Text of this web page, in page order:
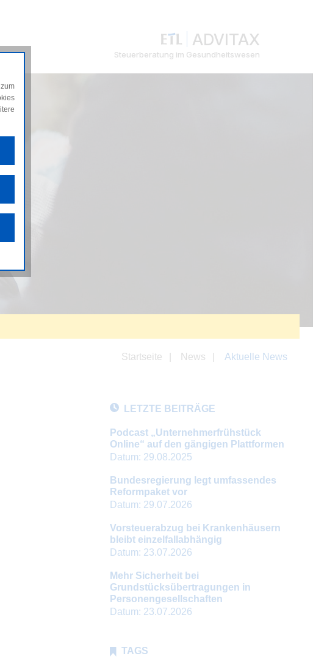
ADVITAX
Steuerberatung im Gesundheitswesen
Startseite News Aktuelle News
LETZTE BEITRÄGE
Podcast „Unternehmerfrühstück
Online“ auf den gängigen Plattformen
Datum: 29.08.2025
Bundesregierung legt umfassendes
Reformpaket vor
Datum: 29.07.2026
Vorsteuerabzug bei Krankenhäusern
bleibt einzelfallabhängig
Datum: 23.07.2026
Mehr Sicherheit bei
Grundstücksübertragungen in
Personengesellschaften
Datum: 23.07.2026
TAGS